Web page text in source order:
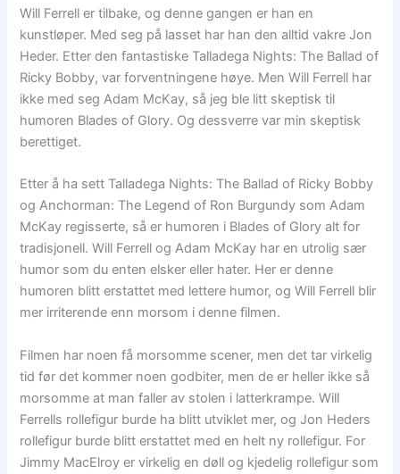
Will Ferrell er tilbake, og denne gangen er han en
kunstløper. Med seg på lasset har han den alltid vakre Jon
Heder. Etter den fantastiske Talladega Nights: The Ballad of
Ricky Bobby, var forventningene høye. Men Will Ferrell har
ikke med seg Adam McKay, så jeg ble litt skeptisk til
humoren Blades of Glory. Og dessverre var min skeptisk
berettiget.
Etter å ha sett Talladega Nights: The Ballad of Ricky Bobby
og Anchorman: The Legend of Ron Burgundy som Adam
McKay regisserte, så er humoren i Blades of Glory alt for
tradisjonell. Will Ferrell og Adam McKay har en utrolig sær
humor som du enten elsker eller hater. Her er denne
humoren blitt erstattet med lettere humor, og Will Ferrell blir
mer irriterende enn morsom i denne filmen.
Filmen har noen få morsomme scener, men det tar virkelig
tid før det kommer noen godbiter, men de er heller ikke så
morsomme at man faller av stolen i latterkrampe. Will
Ferrells rollefigur burde ha blitt utviklet mer, og Jon Heders
rollefigur burde blitt erstattet med en helt ny rollefigur. For
Jimmy MacElroy er virkelig en døll og kjedelig rollefigur som